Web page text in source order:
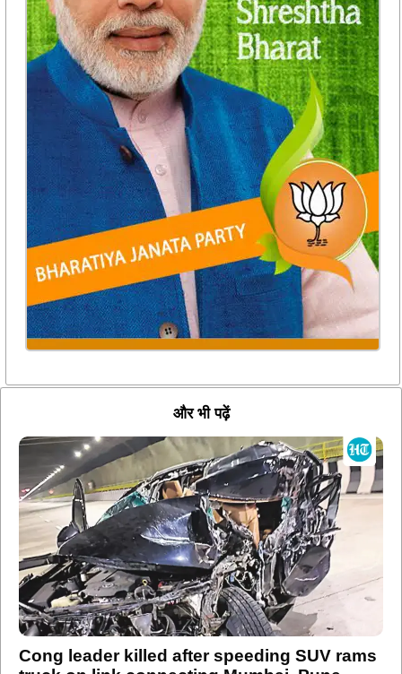
और भी पढ़ें
Cong leader killed after speeding SUV rams